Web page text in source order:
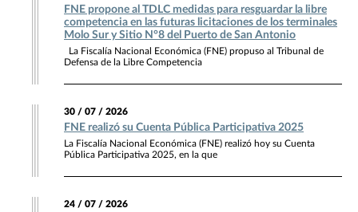
FNE propone al TDLC medidas para resguardar la libre
competencia en las futuras licitaciones de los terminales
Molo Sur y Sitio N°8 del Puerto de San Antonio
La Fiscalía Nacional Económica (FNE) propuso al Tribunal de
Defensa de la Libre Competencia
30 / 07 / 2026
FNE realizó su Cuenta Pública Participativa 2025
La Fiscalía Nacional Económica (FNE) realizó hoy su Cuenta
Pública Participativa 2025, en la que
24 / 07 / 2026